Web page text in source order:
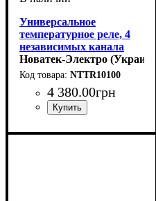
Универсальное
температурное реле, 4
независимых канала
ТР-101
Новатек-Электро (Украина)
NTTR10100
4 380.00грн
-50...+200 °C